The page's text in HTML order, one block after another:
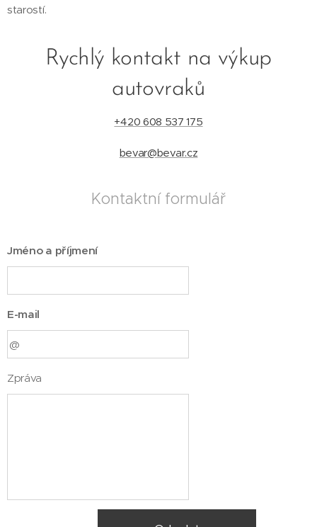
starostí.
Rychlý kontakt na výkup
autovraků
+420 608 537 175
bevar@bevar.cz
Kontaktní formulář
Jméno a příjmení
E-mail
Zpráva